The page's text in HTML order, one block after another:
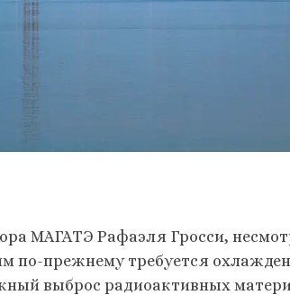
МАГАТЭ Рафаэля Гросси,
по-прежнему требуется
выброс радиоактивных